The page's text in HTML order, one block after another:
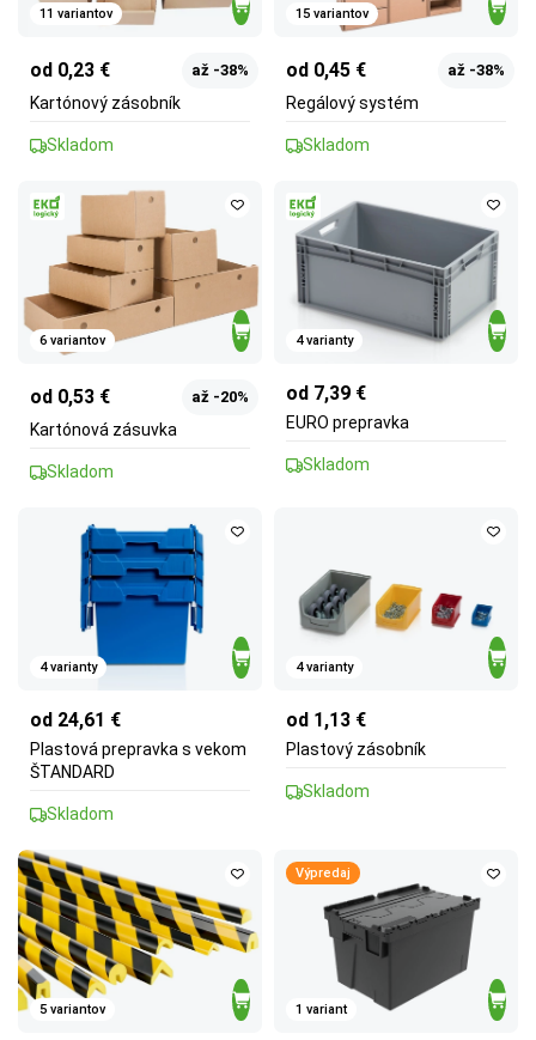
11 variantov
od 0,23 € až -38%
Kartónový zásobník
Skladom
15 variantov
od 0,45 € až -38%
Regálový systém
Skladom
6 variantov
od 0,53 € až -20%
Kartónová zásuvka
Skladom
4 varianty
od 7,39 €
EURO prepravka
Skladom
4 varianty
od 24,61 €
Plastová prepravka s vekom
ŠTANDARD
Skladom
4 varianty
od 1,13 €
Plastový zásobník
Skladom
5 variantov
Výpredaj
1 variant